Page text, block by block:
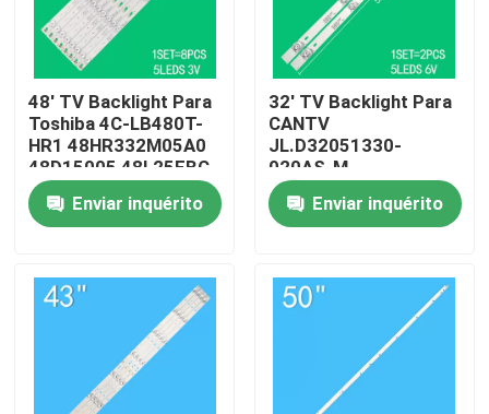
Excursão da fábrica
Controle da qualidade
Contacte-nos
Peça umas citações
Iluminação de fundo de TV LED
48' TV Backlight Para
Toshiba 4C-LB480T-
HR1 48HR332M05A0
48D15005 48L25EBC
48L26CMC 48L2600C
48L2500CEnviar inquérito
32' TV Backlight Para
CANTV
JL.D32051330-
020AS-M
32HR332M05A1 V3
4D-LE3202-YC1P0Z1
Enviar inquérito